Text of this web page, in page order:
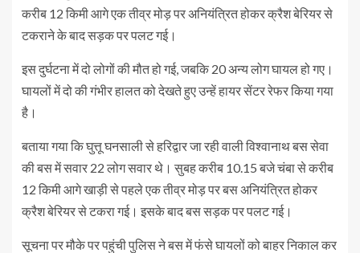
करीब 12 किमी आगे एक तीव्र मोड़ पर अनियंत्रित होकर क्रैश बेरियर से
टकराने के बाद सड़क पर पलट गई।
इस दुर्घटना में दो लोगों की मौत हो गई, जबकि 20 अन्य लोग घायल हो गए।
घायलों में दो की गंभीर हालत को देखते हुए उन्हें हायर सेंटर रेफर किया गया
है।
बताया गया कि घुत्तू घनसाली से हरिद्वार जा रही वाली विश्वानाथ बस सेवा
की बस में सवार 22 लोग सवार थे। सुबह करीब 10.15 बजे चंबा से करीब
12 किमी आगे खाड़ी से पहले एक तीव्र मोड़ पर बस अनियंत्रित होकर
क्रैश बेरियर से टकरा गई। इसके बाद बस सड़क पर पलट गई।
सूचना पर मौके पर पहुंची पुलिस ने बस में फंसे घायलों को बाहर निकाल कर